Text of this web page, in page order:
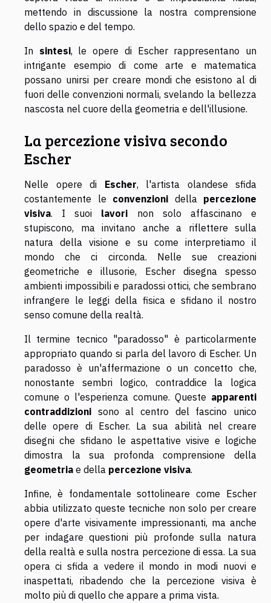
mettendo in discussione la nostra comprensione
dello spazio e del tempo.
In sintesi, le opere di Escher rappresentano un
intrigante esempio di come arte e matematica
possano unirsi per creare mondi che esistono al di
fuori delle convenzioni normali, svelando la bellezza
nascosta nel cuore della geometria e dell'illusione.
La percezione visiva secondo
Escher
Nelle opere di Escher, l'artista olandese sfida
costantemente le convenzioni della percezione
visiva. I suoi lavori non solo affascinano e
stupiscono, ma invitano anche a riflettere sulla
natura della visione e su come interpretiamo il
mondo che ci circonda. Nelle sue creazioni
geometriche e illusorie, Escher disegna spesso
ambienti impossibili e paradossi ottici, che sembrano
infrangere le leggi della fisica e sfidano il nostro
senso comune della realtà.
Il termine tecnico "paradosso" è particolarmente
appropriato quando si parla del lavoro di Escher. Un
paradosso è un'affermazione o un concetto che,
nonostante sembri logico, contraddice la logica
comune o l'esperienza comune. Queste apparenti
contraddizioni sono al centro del fascino unico
delle opere di Escher. La sua abilità nel creare
disegni che sfidano le aspettative visive e logiche
dimostra la sua profonda comprensione della
geometria e della percezione visiva.
Infine, è fondamentale sottolineare come Escher
abbia utilizzato queste tecniche non solo per creare
opere d'arte visivamente impressionanti, ma anche
per indagare questioni più profonde sulla natura
della realtà e sulla nostra percezione di essa. La sua
opera ci sfida a vedere il mondo in modi nuovi e
inaspettati, ribadendo che la percezione visiva è
molto più di quello che appare a prima vista.